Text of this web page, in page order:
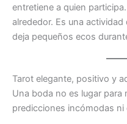
entretiene a quien
alrededor. Es una
deja pequeños ecos
Tarot elegante, positivo y
Una boda no es lugar para
predicciones incómodas